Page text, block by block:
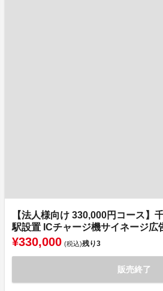
【法人様向け 330,000円コース】
駅設置 ICチャージ機サイネージ広
¥330,000 (税込)残り3
販売終了